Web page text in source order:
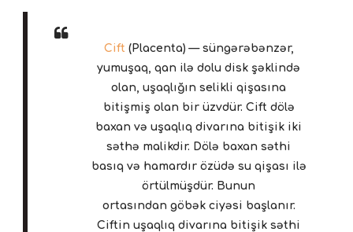
Cift (Placenta) — süngərəbənzər,
yumuşaq, qan ilə dolu disk şəklində
olan, uşaqlığın selikli qişasına
bitişmiş olan bir üzvdür. Cift dölə
baxan və uşaqlıq divarına bitişik iki
səthə malikdir. Dölə baxan səthi
basıq və hamardır özüdə su qişası ilə
örtülmüşdür. Bunun
ortasından göbək ciyəsi başlanır.
Ciftin uşaqlıq divarına bitişik səthi